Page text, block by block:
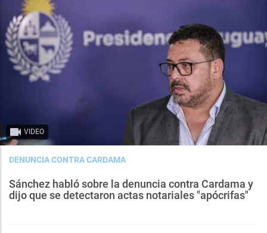
VIDEO
DENUNCIA CONTRA CARDAMA
Sánchez habló sobre la denuncia contra Cardama y
dijo que se detectaron actas notariales "apócrifas"